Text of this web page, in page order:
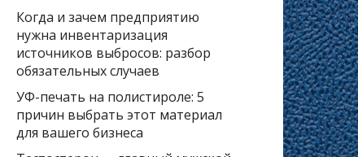
Когда и зачем предприятию
нужна инвентаризация
источников выбросов: разбор
обязательных случаев
УФ-печать на полистироле: 5
причин выбрать этот материал
для вашего бизнеса